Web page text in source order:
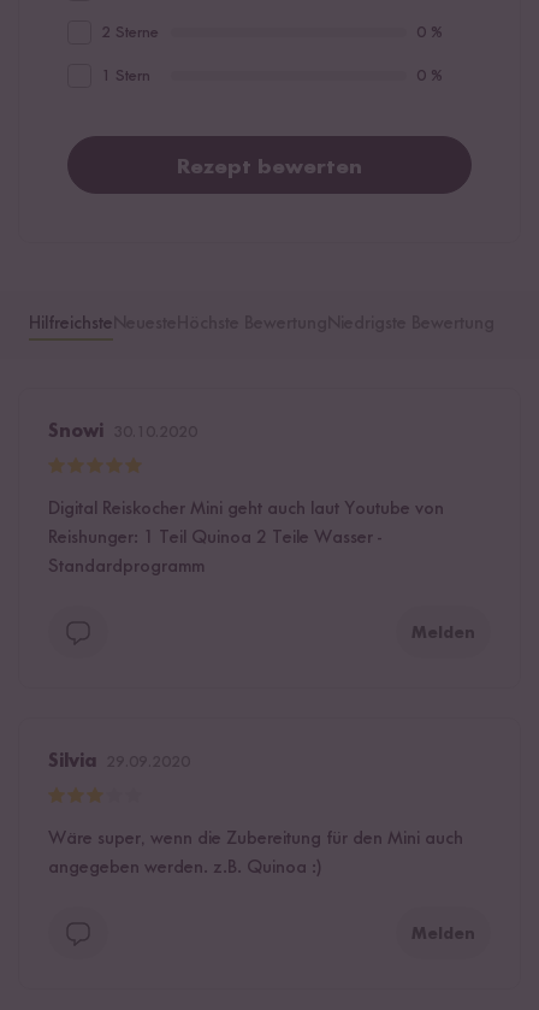
2 Sterne 0 %
1 Stern 0 %
Rezept bewerten
Hilfreichste
Snowi
Digital Reiskocher Mini geht auch laut Youtube von
Reishunger: 1 Teil Quinoa 2 Teile Wasser -
Standardprogramm
Melden
Silvia
Wäre super, wenn die Zubereitung für den Mini auch
angegeben werden. z.B. Quinoa :)
Melden